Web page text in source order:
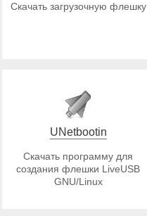
Скачать загрузочную флешку
UNetbootin
Скачать программу для
создания флешки LiveUSB
GNU/Linux